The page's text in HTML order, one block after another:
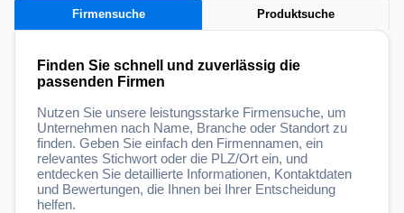
Firmensuche Produktsuche
Finden Sie schnell und zuverlässig die
passenden Firmen
Nutzen Sie unsere leistungsstarke Firmensuche, um
Unternehmen nach Name, Branche oder Standort zu
finden. Geben Sie einfach den Firmennamen, ein
relevantes Stichwort oder die PLZ/Ort ein, und
entdecken Sie detaillierte Informationen, Kontaktdaten
und Bewertungen, die Ihnen bei Ihrer Entscheidung
helfen.